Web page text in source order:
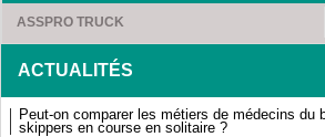
ASSPRO TRUCK
ACTUALITÉS
Peut-on comparer les métiers de médecins du
skippers en course en solitaire ?